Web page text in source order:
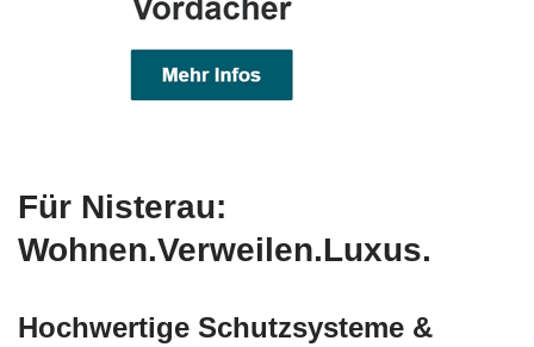
Für Nisterau:
Wohnen.Verweilen.Luxus.
Hochwertige Schutzsysteme &